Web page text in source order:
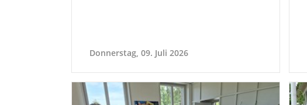
Donnerstag, 09. Juli 2026